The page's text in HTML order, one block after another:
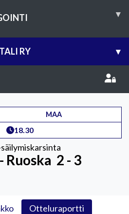
▾
RY ▾
MAA
18.30
Ruoska 2 - 3
Otteluraportti